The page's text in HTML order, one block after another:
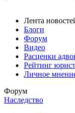
Лента
Блоги
Форум
Видео
Расценки
Рейтинг
Личное
Форум
Наследство